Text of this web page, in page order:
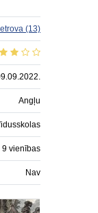
(13)
Angļu
9 vienības
Nav